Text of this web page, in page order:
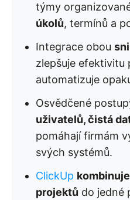
týmy
úkolů, termínů a
Integrace obou
zlepšuje efektivitu
automatizuje
Osvědčené
uživatelů, čistá
pomáhají firmám
svých systémů.
ClickUp
projektů do jedné